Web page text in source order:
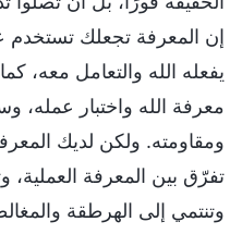
إن المعرفة تجعلك
يفعله الله والتعامل معه،
معرفة الله واختبار عمله،
ومقاومته. ولكن لديك
تفرّق بين المعرفة
وتنتمي إلى الهرطقة